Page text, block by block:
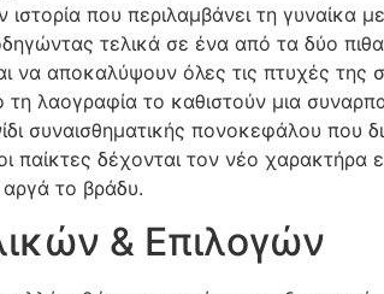
που περιλαμβάνει τη γυναίκα
τελικά σε ένα από τα δύο
να αποκαλύψουν όλες τις πτυχές της
λαογραφία το καθιστούν μια
συναισθηματικής πονοκεφάλου που
παίκτες δέχονται τον νέο
το βράδυ.
& Επιλογών